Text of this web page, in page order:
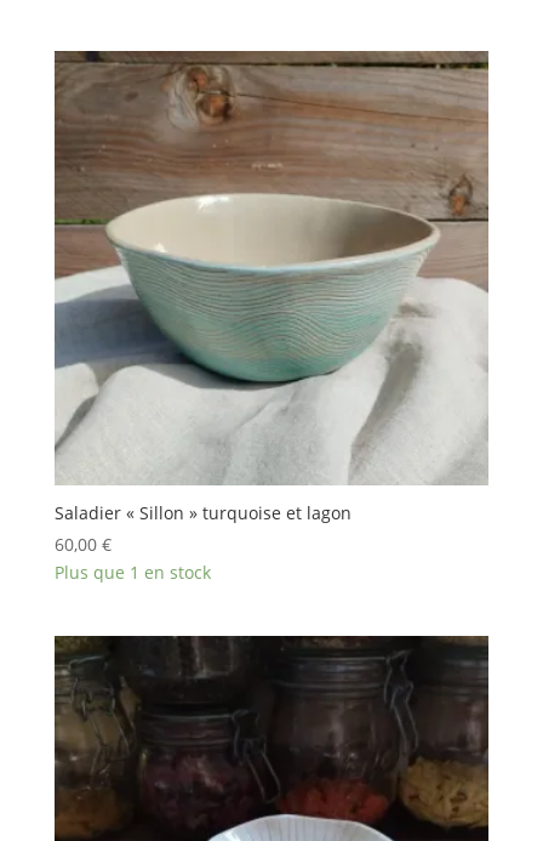
Saladier « Sillon » turquoise et lagon
60,00 €
Plus que 1 en stock